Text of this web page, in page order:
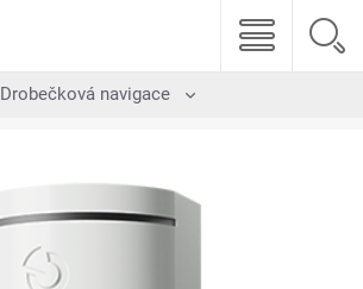
Drobečková navigace